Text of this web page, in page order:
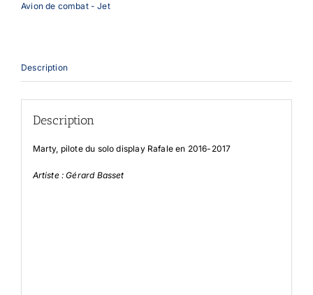
Avion de combat - Jet
Description
Description
Marty, pilote du solo display Rafale en 2016-2017
Artiste : Gérard Basset